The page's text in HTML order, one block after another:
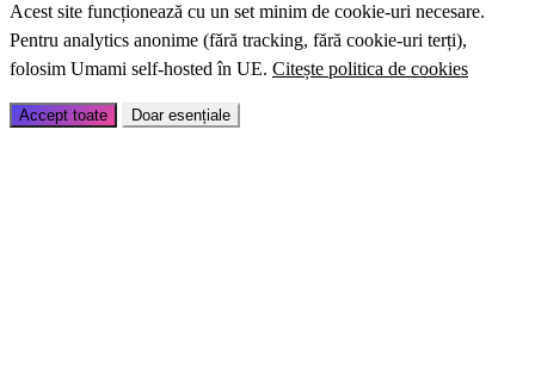
Acest site funcționează cu un set minim de cookie-uri necesare.
Pentru analytics anonime (fără tracking, fără cookie-uri terți),
folosim Umami self-hosted în UE. Citește politica de cookies
Accept toate Doar esențiale